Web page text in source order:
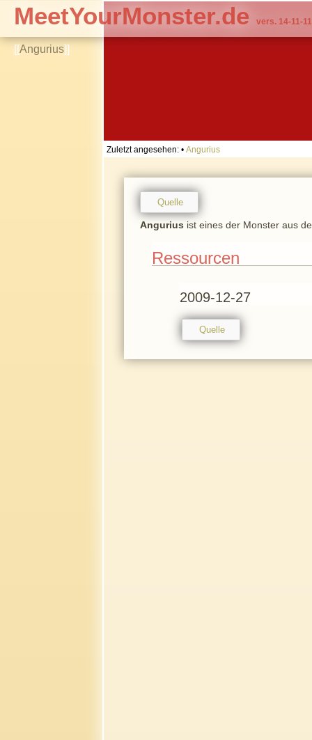
[[Angurius]]
MeetYourMonster.de vers. 14-11-11
Zuletzt angesehen: • Angurius
Quelle
Angurius ist eines der Monster aus
Ressourcen
2009-12-27
Quelle